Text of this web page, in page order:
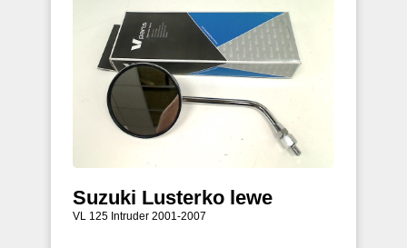
Suzuki Lusterko lewe
VL 125 Intruder 2001-2007